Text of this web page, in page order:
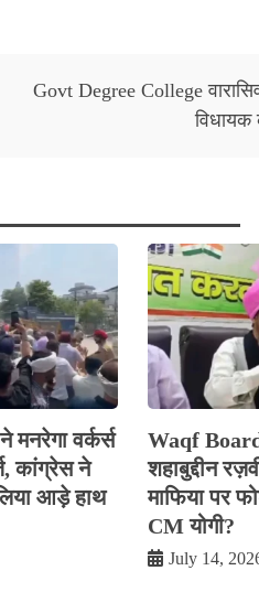
Govt Degree College
विधायक
वर्कर्स
कांग्रेस ने
आड़े हाथ
Waqf Board
शहाबुद्दीन
माफिया पर
CM योगी?
July 14,